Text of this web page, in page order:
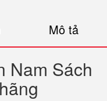
Mô tả
Nam Sách